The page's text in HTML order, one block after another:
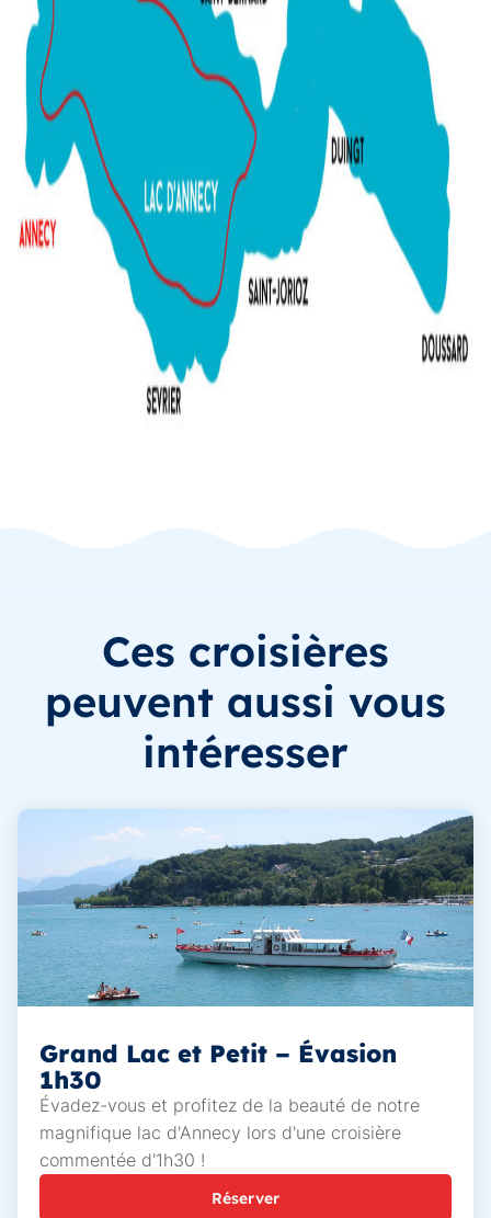
Ces croisières
peuvent aussi vous
intéresser
Grand Lac et Petit – Évasion
1h30
Évadez-vous et profitez de la beauté de notre
magnifique lac d'Annecy lors d'une croisière
commentée d'1h30 !
Réserver